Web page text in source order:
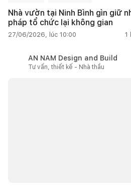
Nhà vườn tại Ninh Bình gìn giữ
pháp tổ chức lại không gian
27/06/2026, lúc 10:00 1
AN NAM Design and Build
Tư vấn, thiết kế - Nhà thầu